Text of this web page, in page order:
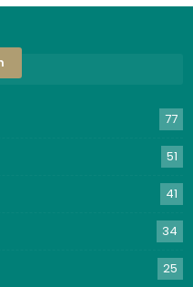
77
51
41
34
25